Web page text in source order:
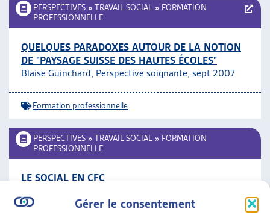
Gérer le consentement
PERSPECTIVES » TRAVAIL SOCIAL » FORMATION
PROFESSIONNELLE
QUELQUES PARADOXES AUTOUR DE LA NOTION
DE "PAYSAGE SUISSE DES HAUTES ÉCOLES"
Blaise Guinchard, Perspective soignante, sept 2007
Formation professionnelle
PERSPECTIVES » TRAVAIL SOCIAL » FORMATION
PROFESSIONNELLE
LE SOCIAL EN CFC